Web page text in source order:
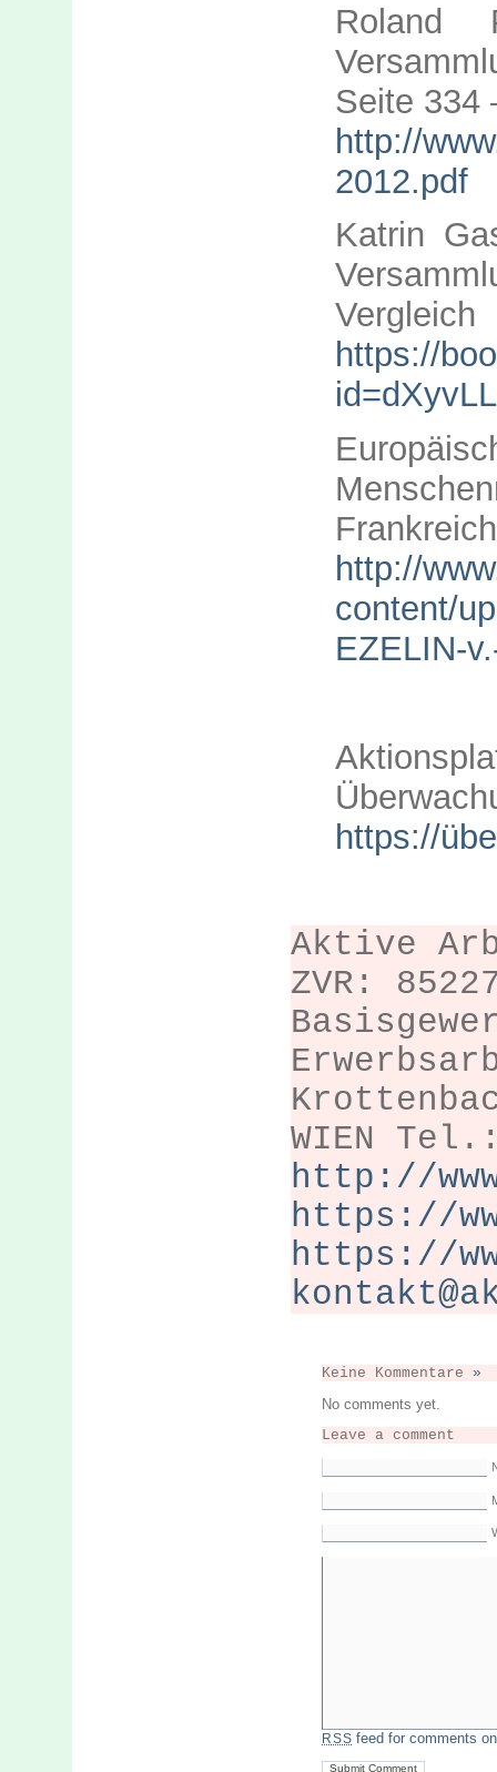
Roland
Seite 334
http://
2012.pdf
Katrin
Vergleich
https://
Frankreich
http://
content/
EZELIN-
https://
Aktive
ZVR:
WIEN
http://
https://
https://
Keine Kommentare »
No comments yet.
Leave a comment
RSS feed for comments